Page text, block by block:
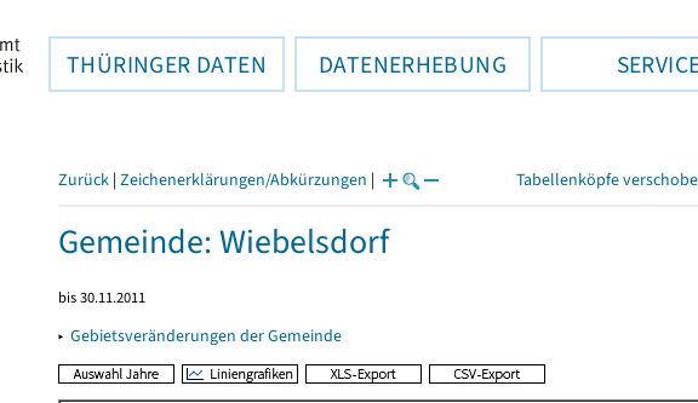
THÜRINGER DATEN DATENERHEBUNG
Zurück | Zeichenerklärungen/Abkürzungen | Tabellenköpfe
Gemeinde: Wiebelsdorf
bis 30.11.2011
▸ Gebietsveränderungen der Gemeinde